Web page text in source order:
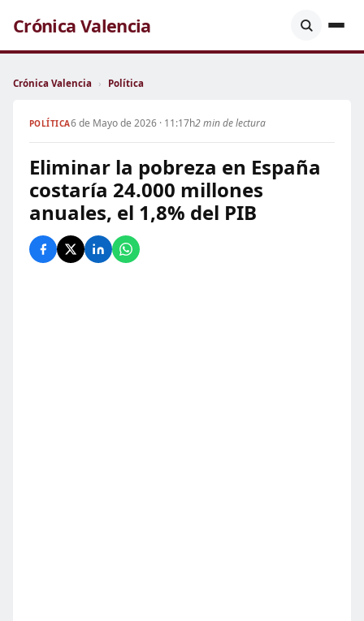
Crónica Valencia
Crónica Valencia › Política
POLÍTICA6 de Mayo de 2026 · 11:17h2 min de lectura
Eliminar la pobreza en España
costaría 24.000 millones
anuales, el 1,8% del PIB